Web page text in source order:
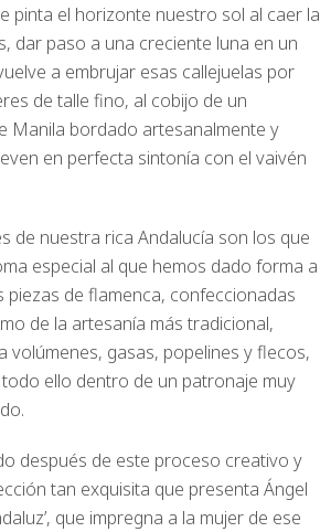
pinta el horizonte nuestro sol al caer la
dar paso a una creciente luna en un
a embrujar esas callejuelas por
de talle fino, al cobijo de un
Manila bordado artesanalmente y
en perfecta sintonía con el vaivén
de nuestra rica Andalucía son los que
especial al que hemos dado forma a
piezas de flamenca, confeccionadas
de la artesanía más tradicional,
volúmenes, gasas, popelines y flecos,
ello dentro de un patronaje muy
después de este proceso creativo y
tan exquisita que presenta Ángel
que impregna a la mujer de ese